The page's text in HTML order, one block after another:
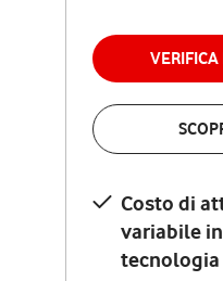
VERIFICA
Costo di
variabile